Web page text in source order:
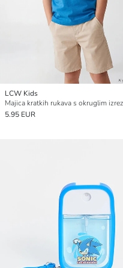
LCW Kids
5.95 EUR